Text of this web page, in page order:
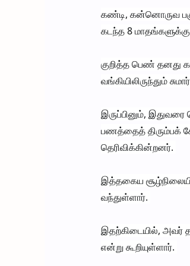
கண்டி, கன்னொருவ
கடந்த 8 மாதங்களுக்கு
குறித்த பெண் தனது
வங்கியிலிருந்தும்
இருப்பினும்,
பணத்தைத் திரும்பக்
தெரிவிக்கின்றனர்.
இத்தகைய
வந்துள்ளார்.
இதற்கிடையில், அவர்
என்று கூறியுள்ளார்.